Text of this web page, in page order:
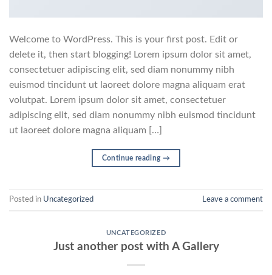
Welcome to WordPress. This is your first post. Edit or
delete it, then start blogging! Lorem ipsum dolor sit amet,
consectetuer adipiscing elit, sed diam nonummy nibh
euismod tincidunt ut laoreet dolore magna aliquam erat
volutpat. Lorem ipsum dolor sit amet, consectetuer
adipiscing elit, sed diam nonummy nibh euismod tincidunt
ut laoreet dolore magna aliquam […]
Continue reading →
Posted in Uncategorized Leave a comment
UNCATEGORIZED
Just another post with A Gallery